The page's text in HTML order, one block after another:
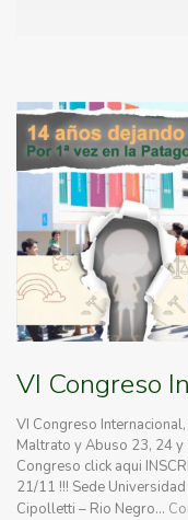
VI Congreso
VI Congreso
Maltrato y Abuso 23, 24
Congreso click aqui
21/11 !!! Sede
Cipolletti – Rio Negro…